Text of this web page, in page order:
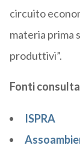
circuito
materia prima
produttivi”.
Fonti
ISPRA